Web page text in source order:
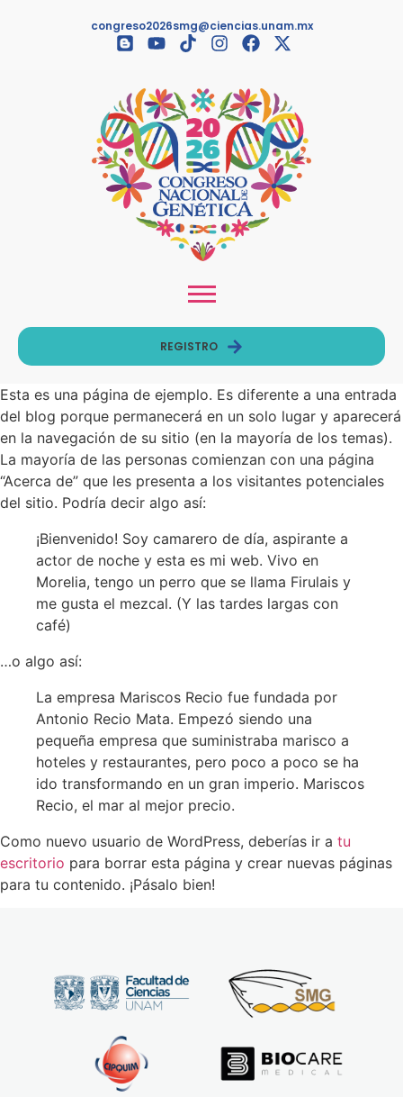
congreso2026smg@ciencias.unam.mx
REGISTRO
Esta es una página de ejemplo. Es diferente a una entrada
del blog porque permanecerá en un solo lugar y aparecerá
en la navegación de su sitio (en la mayoría de los temas).
La mayoría de las personas comienzan con una página
“Acerca de” que les presenta a los visitantes potenciales
del sitio. Podría decir algo así:
¡Bienvenido! Soy camarero de día, aspirante a
actor de noche y esta es mi web. Vivo en
Morelia, tengo un perro que se llama Firulais y
me gusta el mezcal. (Y las tardes largas con
café)
…o algo así:
La empresa Mariscos Recio fue fundada por
Antonio Recio Mata. Empezó siendo una
pequeña empresa que suministraba marisco a
hoteles y restaurantes, pero poco a poco se ha
ido transformando en un gran imperio. Mariscos
Recio, el mar al mejor precio.
Como nuevo usuario de WordPress, deberías ir a tu
escritorio para borrar esta página y crear nuevas páginas
para tu contenido. ¡Pásalo bien!